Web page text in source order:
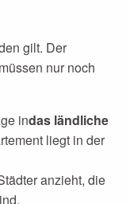
gilt. Der
nur noch
indas ländliche
liegt in der
anzieht, die